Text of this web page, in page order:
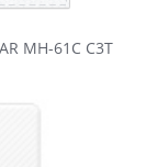
MH-61C C3T